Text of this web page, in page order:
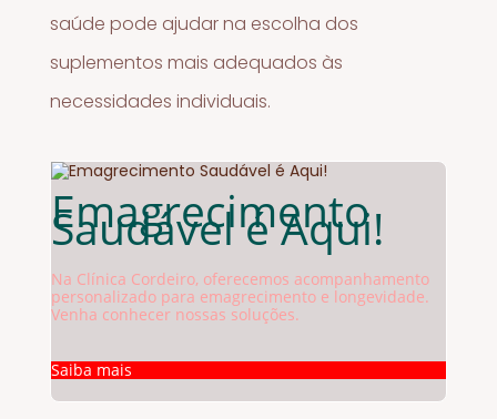
saúde pode ajudar na escolha dos
suplementos mais adequados às
necessidades individuais.
Emagrecimento
Saudável é Aqui!
Na Clínica Cordeiro, oferecemos acompanhamento
personalizado para emagrecimento e longevidade.
Venha conhecer nossas soluções.
Saiba mais